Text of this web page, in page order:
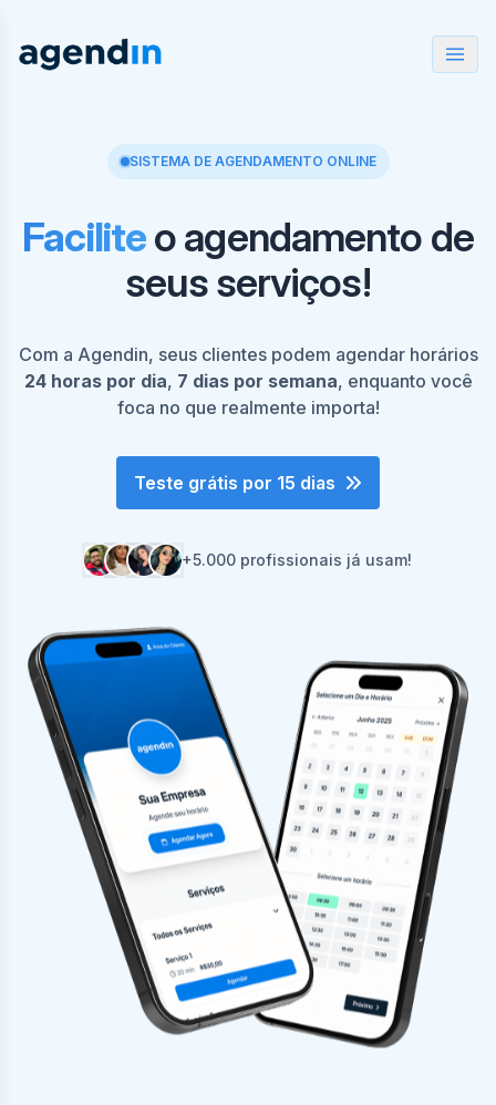
SISTEMA DE AGENDAMENTO ONLINE
Faciliteo agendamento de
seus serviços!
Com a Agendin, seus clientes podem agendar horários
24 horas por dia, 7 dias por semana, enquanto você
foca no que realmente importa!
Teste grátis por 15 dias
+5.000 profissionais já usam!